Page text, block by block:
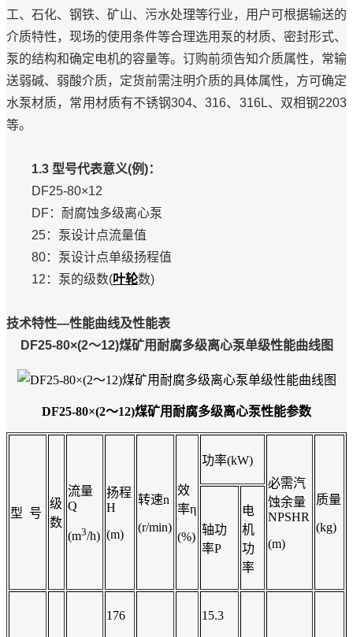
工、石化、钢铁、矿山、污水处理等行业，用户可根据输送的
介质特性，现场的使用条件等合理选用泵的材质、密封形式、
泵的结构和确定电机的容量等。订购前须告知介质属性，常输
送弱碱、弱酸介质，定货前需注明介质的具体属性，方可确定
水泵材质，常用材质有不锈钢304、316、316L、双相钢2203
等。
1.3 型号代表意义(例)：
DF25-80×12
DF：耐腐蚀多级离心泵
25：泵设计点流量值
80：泵设计点单级扬程值
12：泵的级数(叶轮数)
技术特性—性能曲线及性能表
DF25-80×(2～12)煤矿用耐腐多级离心泵单级性能曲线图
DF25-80×(2～12)煤矿用耐腐多级离心泵性能参数
型 号
级
数
流量
Q
(m3/h)
扬程
H
(m)
转速n
(r/min)
效
率η
(%)
功率(kW)
必需汽
蚀余量
NPSHR
(m)
质量
(kg)
轴功
率P
电
机
功
率
176
15.3